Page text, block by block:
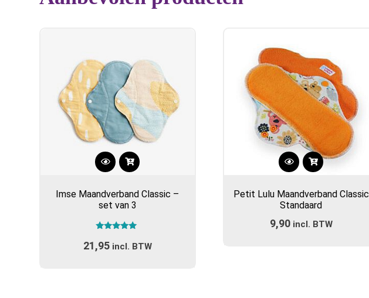
Dit
heeft
meerdere
variaties.
optie
Imse Maandverband Classic –
set van 3
5.00
uit 5
21,95 incl. BTW
Dit
heeft
meerdere
variaties.
Petit Lulu Maandverband Classic
Standaard
9,90 incl. BTW